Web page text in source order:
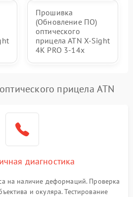
Прошивка
(Обновление ПО)
оптического
прицела ATN X-Sight
4K PRO 3-14x
прицела ATN
диагностика
на наличие деформаций. Проверка
и окуляра. Тестирование